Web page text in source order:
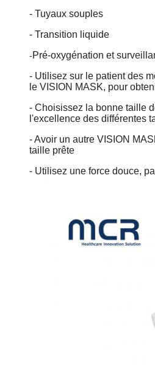
- Tuyaux souples
- Transition liquide
-Pré-oxygénation et
- Utilisez sur le patient des
le VISION MASK, pour
- Choisissez la bonne taille
l'excellence des différentes
- Avoir un autre VISION
taille prête
- Utilisez une force douce,